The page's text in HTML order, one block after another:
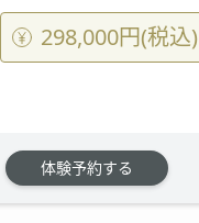
298,000円(税込)
体験予約する